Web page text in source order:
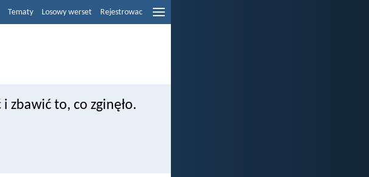
Tematy Losowy werset Rejestrowac
i zbawić to, co zginęło.